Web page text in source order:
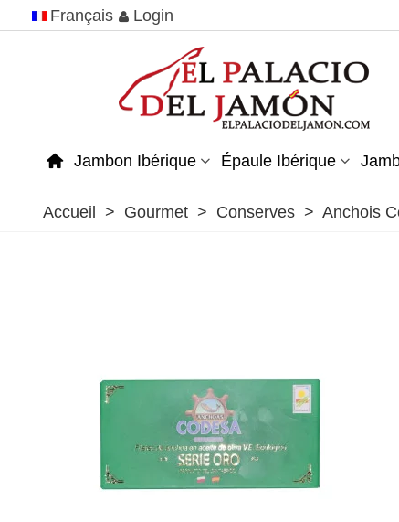
Français Login
Jambon Ibérique Épaule Ibérique
Accueil > Gourmet > Conserves > Anchois